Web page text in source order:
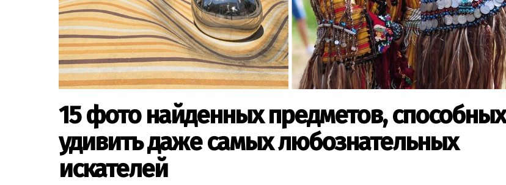
15 фото найденных предметов, способных
удивить даже самых любознательных
искателей